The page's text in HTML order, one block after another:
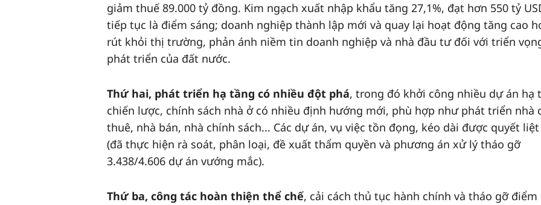
giảm thuế 89.000 tỷ đồng. Kim ngạch xuất nhập khẩu tăng 27,1%, đạt hơn 550 tỷ
tiếp tục là điểm sáng; doanh nghiệp thành lập mới và quay lại hoạt động tăng cao
rút khỏi thị trường, phản ánh niềm tin doanh nghiệp và nhà đầu tư đối với triển
phát triển của đất nước.
Thứ hai, phát triển hạ tầng có nhiều đột phá, trong đó khởi công nhiều dự án hạ
chiến lược, chính sách nhà ở có nhiều định hướng mới, phù hợp như phát triển nhà
thuê, nhà bán, nhà chính sách... Các dự án, vụ việc tồn đọng, kéo dài được quyết
(đã thực hiện rà soát, phân loại, đề xuất thẩm quyền và phương án xử lý tháo gỡ
3.438/4.606 dự án vướng mắc).
Thứ ba, công tác hoàn thiện thể chế, cải cách thủ tục hành chính và tháo gỡ điểm